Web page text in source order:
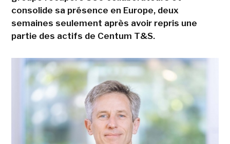
consolide sa présence en Europe, deux
semaines seulement après avoir repris une
partie des actifs de Centum T&S.